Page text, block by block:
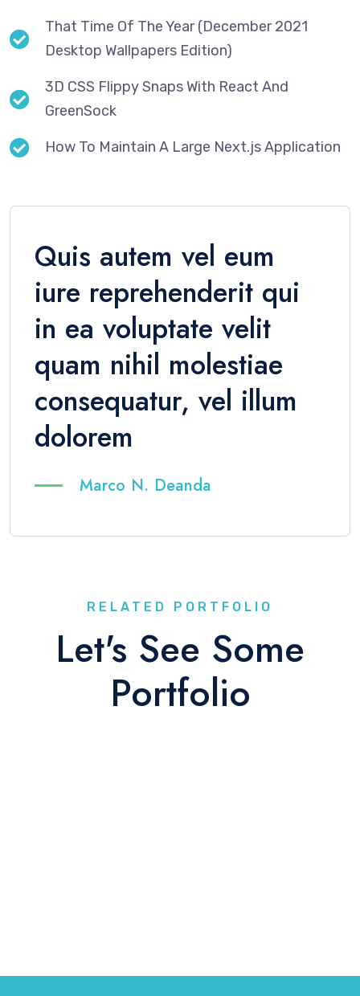
That Time Of The Year (December 2021
Desktop Wallpapers Edition)
3D CSS Flippy Snaps With React And
GreenSock
How To Maintain A Large Next.js Application
Quis autem vel eum
iure reprehenderit qui
in ea voluptate velit
quam nihil molestiae
consequatur, vel illum
dolorem
Marco N. Deanda
RELATED PORTFOLIO
Let's See Some
Portfolio